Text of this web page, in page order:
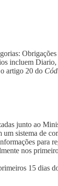
incluem
artigo 20 do
junto ao
sistema de
para
nos
15 dias